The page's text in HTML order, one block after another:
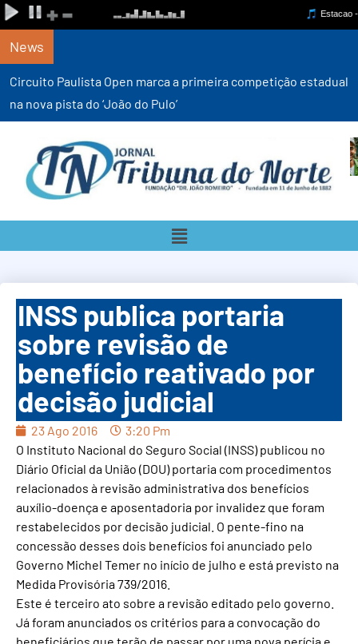
News
Circuito Paulista Open marca a primeira competição estadual
na nova pista do ‘João do Pulo’
INSS publica portaria
sobre revisão de
benefício reativado por
decisão judicial
23 Ago 2016
3:20 Pm
O Instituto Nacional do Seguro Social (INSS) publicou no
Diário Oficial da União (DOU) portaria com procedimentos
relacionados à revisão administrativa dos benefícios
auxílio-doença e aposentadoria por invalidez que foram
restabelecidos por decisão judicial. O pente-fino na
concessão desses dois benefícios foi anunciado pelo
Governo Michel Temer no início de julho e está previsto na
Medida Provisória 739/2016.
Este é terceiro ato sobre a revisão editado pelo governo.
Já foram anunciados os critérios para a convocação do